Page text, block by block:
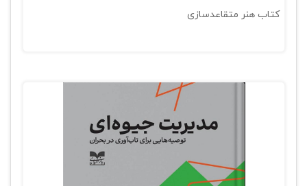
کتاب هنر متقاعدسازی